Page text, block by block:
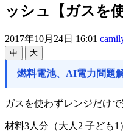
ッシュ【ガスを
2017年10月24日 16:01
中 大
燃料電池、AI電力問題
ガスを使わずレンジだけ
材料3人分（大人2 子ども1